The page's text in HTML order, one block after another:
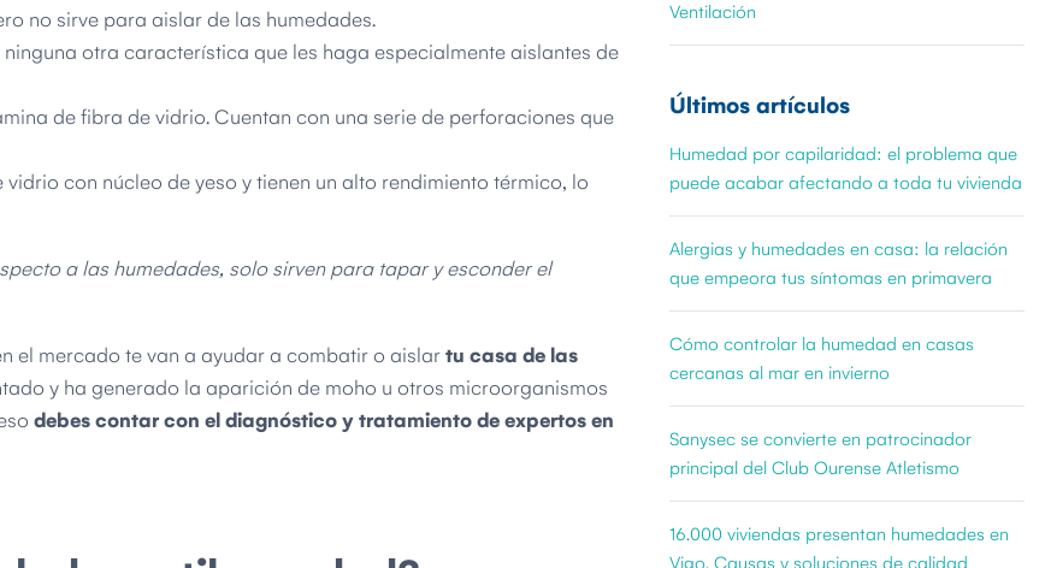
no sirve para aislar de las humedades.
otra característica que les haga especialmente aislantes de
de fibra de vidrio. Cuentan con una serie de perforaciones que
vidrio con núcleo de yeso y tienen un alto rendimiento térmico, lo
a las humedades, solo sirven para tapar y esconder el
el mercado te van a ayudar a combatir o aislar tu casa de las
y ha generado la aparición de moho u otros microorganismos
debes contar con el diagnóstico y tratamiento de expertos en
Ventilación
Últimos artículos
Humedad por capilaridad: el problema que
puede acabar afectando a toda tu vivienda
Alergias y humedades en casa: la relación
que empeora tus síntomas en primavera
Cómo controlar la humedad en casas
cercanas al mar en invierno
Sanysec se convierte en patrocinador
principal del Club Ourense Atletismo
16.000 viviendas presentan humedades en
Vigo. Causas y soluciones de calidad